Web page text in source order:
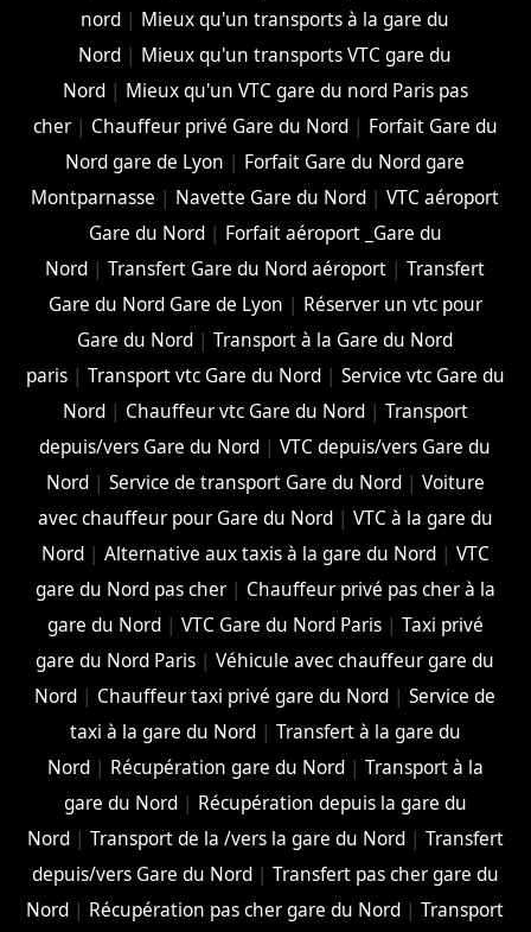
nord | Mieux qu'un transports à la gare du
Nord | Mieux qu'un transports VTC gare du
Nord| Mieux qu'un VTC gare du nord Paris pas
cher| Chauffeur privé Gare du Nord| Forfait Gare du
Nord gare de Lyon | Forfait Gare du Nord gare
Montparnasse | Navette Gare du Nord |VTC aéroport
Gare du Nord| Forfait aéroport _Gare du
Nord |Transfert Gare du Nord aéroport |Transfert
Gare du Nord Gare de Lyon | Réserver un vtc pour
Gare du Nord |Transport à la Gare du Nord
paris| Transport vtc Gare du Nord| Service vtc Gare du
Nord| Chauffeur vtc Gare du Nord| Transport
depuis/vers Gare du Nord |VTC depuis/vers Gare du
Nord| Service de transport Gare du Nord| Voiture
avec chauffeur pour Gare du Nord| VTC à la gare du
Nord| Alternative aux taxis à la gare du Nord| VTC
gare du Nord pas cher| Chauffeur privé pas cher à la
gare du Nord| VTC Gare du Nord Paris| Taxi privé
gare du Nord Paris |Véhicule avec chauffeur gare du
Nord | Chauffeur taxi privé gare du Nord |Service de
taxi à la gare du Nord| Transfert à la gare du
Nord| Récupération gare du Nord| Transport à la
gare du Nord| Récupération depuis la gare du
Nord| Transport de la /vers la gare du Nord| Transfert
depuis/vers Gare du Nord| Transfert pas cher gare du
Nord | Récupération pas cher gare du Nord |Transport